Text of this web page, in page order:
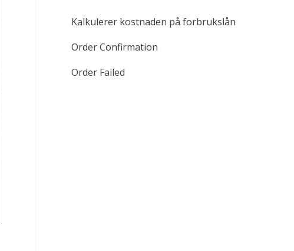
Kalkulerer kostnaden på forbrukslån
Order Confirmation
Order Failed